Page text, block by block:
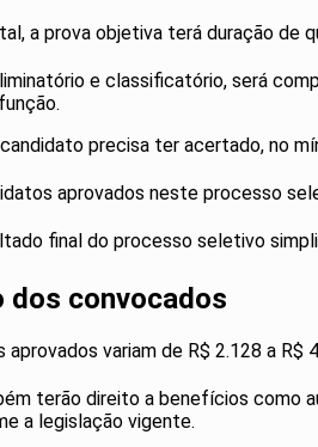
a prova objetiva terá duração de
e classificatório, será
candidato precisa ter acertado, no
aprovados neste processo
final do processo seletivo
dos convocados
aprovados variam de R$ 2.128 a R$
terão direito a benefícios como
a legislação vigente.